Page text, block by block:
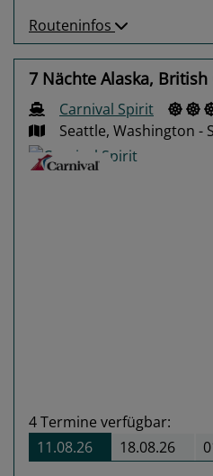
Routeninfos
7 Nächte Alaska,
Carnival Spirit
Seattle, Washington -
4Termine verfügbar:
11.08.26
18.08.26